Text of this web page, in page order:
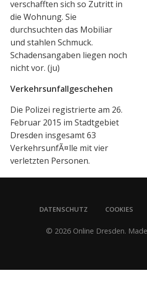
verschafften sich so Zutritt in
die Wohnung. Sie
durchsuchten das Mobiliar
und stahlen Schmuck.
Schadensangaben liegen noch
nicht vor. (ju)
Verkehrsunfallgeschehen
Die Polizei registrierte am 26.
Februar 2015 im Stadtgebiet
Dresden insgesamt 63
VerkehrsunfÃ¤lle mit vier
verletzten Personen.
DATENSCHUTZ COOKIES
© 2026 Online Dresden.